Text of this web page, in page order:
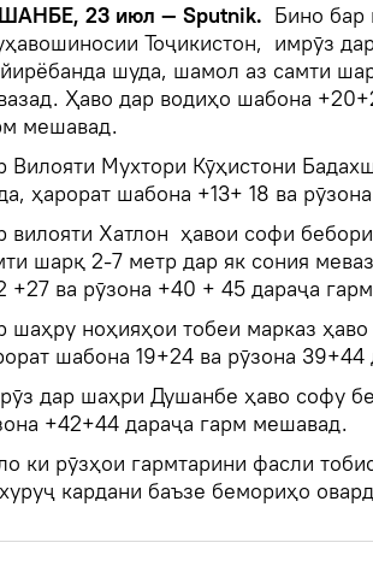
23 июл — Sputnik. Бино бар
Тоҷикистон, имрӯз
шуда, шамол аз самти
Ҳаво дар водиҳо шабона
мешавад.
Вилояти Мухтори Кӯҳистони
ҳарорат шабона +13+ 18 ва
вилояти Хатлон ҳавои софи
шарқ 2-7 метр дар як сония
+27 ва рӯзона +40 + 45 дараҷа
шаҳру ноҳияҳои тобеи марказ
шабона 19+24 ва рӯзона
дар шаҳри Душанбе ҳаво софу
+42+44 дараҷа гарм мешавад.
ки рӯзҳои гармтарини фасли
кардани баъзе бемориҳо